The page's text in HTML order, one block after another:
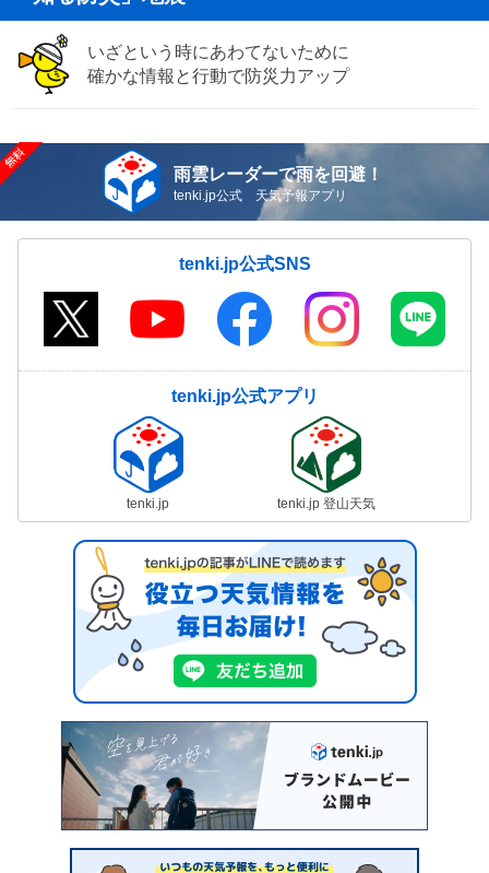
いざという時にあわてないために
確かな情報と行動で防災力アップ
雨雲レーダーで雨を回避！
tenki.jp公式 天気予報アプリ
tenki.jp公式SNS
tenki.jp公式アプリ
tenki.jp tenki.jp 登山天気